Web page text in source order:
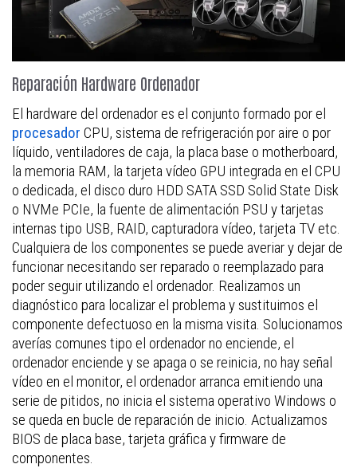
Reparación Hardware Ordenador
El hardware del ordenador es el conjunto formado por el
procesador CPU, sistema de refrigeración por aire o por
líquido, ventiladores de caja, la placa base o motherboard,
la memoria RAM, la tarjeta vídeo GPU integrada en el CPU
o dedicada, el disco duro HDD SATA SSD Solid State Disk
o NVMe PCIe, la fuente de alimentación PSU y tarjetas
internas tipo USB, RAID, capturadora vídeo, tarjeta TV etc.
Cualquiera de los componentes se puede averiar y dejar de
funcionar necesitando ser reparado o reemplazado para
poder seguir utilizando el ordenador. Realizamos un
diagnóstico para localizar el problema y sustituimos el
componente defectuoso en la misma visita. Solucionamos
averías comunes tipo el ordenador no enciende, el
ordenador enciende y se apaga o se reinicia, no hay señal
vídeo en el monitor, el ordenador arranca emitiendo una
serie de pitidos, no inicia el sistema operativo Windows o
se queda en bucle de reparación de inicio. Actualizamos
BIOS de placa base, tarjeta gráfica y firmware de
componentes.